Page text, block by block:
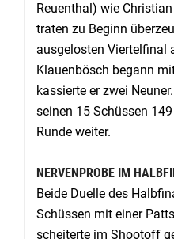
Reuenthal) wie
traten zu Beginn
ausgelosten Viertelfinal
Klauenbösch begann
kassierte er zwei
seinen 15 Schüssen
Runde weiter.
NERVENPROBE IM
Beide Duelle des
Schüssen mit einer
scheiterte im Shootoff